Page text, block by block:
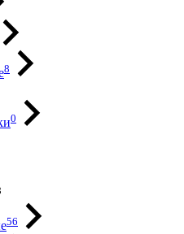
8
0
56